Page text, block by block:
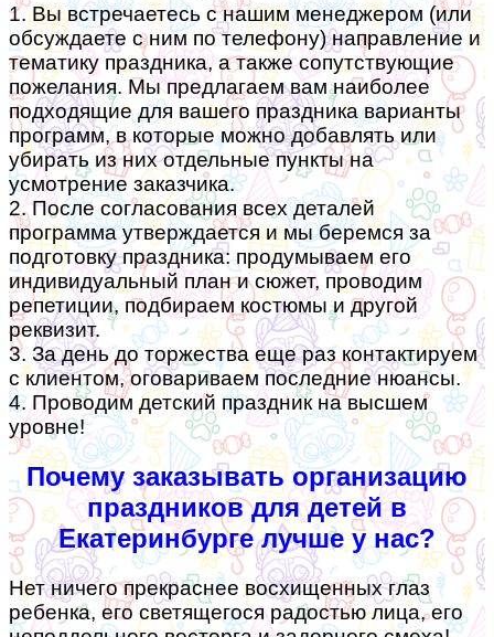
1. Вы встречаетесь с нашим менеджером (или
обсуждаете с ним по телефону) направление и
тематику праздника, а также сопутствующие
пожелания. Мы предлагаем вам наиболее
подходящие для вашего праздника варианты
программ, в которые можно добавлять или
убирать из них отдельные пункты на
усмотрение заказчика.
2. После согласования всех деталей
программа утверждается и мы беремся за
подготовку праздника: продумываем его
индивидуальный план и сюжет, проводим
репетиции, подбираем костюмы и другой
реквизит.
3. За день до торжества еще раз контактируем
с клиентом, оговариваем последние нюансы.
4. Проводим детский праздник на высшем
уровне!
Почему заказывать организацию
праздников для детей в
Екатеринбурге лучше у нас?
Нет ничего прекраснее восхищенных глаз
ребенка, его светящегося радостью лица, его